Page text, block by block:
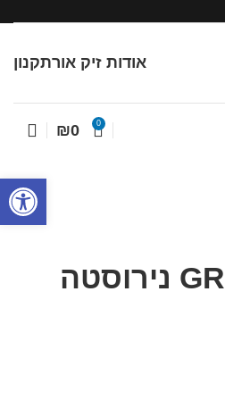
פתח
אודות זיק אורתקנון
0
₪0
מקרר מקפיא עליון LG אל ג’י דגם GRB444XL נירוסטה